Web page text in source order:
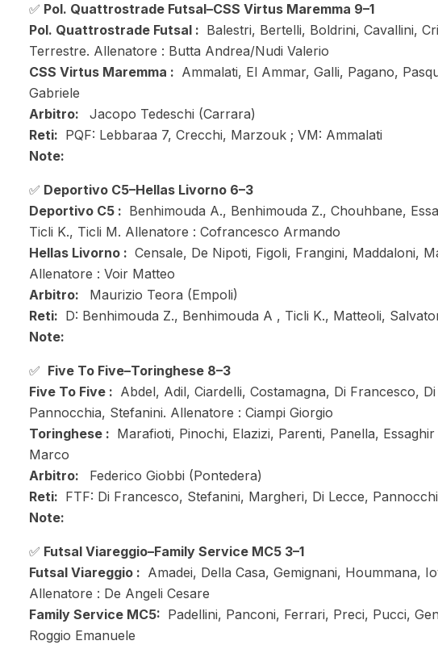
✅ Pol. Quattrostrade Futsal–CSS Virtus Maremma 9–1
Pol. Quattrostrade Futsal : Balestri, Bertelli, Boldrini, Cavallini,
Terrestre. Allenatore : Butta Andrea/Nudi Valerio
CSS Virtus Maremma : Ammalati, El Ammar, Galli, Pagano,
Gabriele
Arbitro:
Jacopo Tedeschi (Carrara)
Reti: PQF: Lebbaraa 7, Crecchi, Marzouk ; VM: Ammalati
Note:
✅ Deportivo C5–Hellas Livorno 6–3
Deportivo C5 : Benhimouda A., Benhimouda Z., Chouhbane,
Ticli K., Ticli M. Allenatore : Cofrancesco Armando
Hellas Livorno : Censale, De Nipoti, Figoli, Frangini, Maddaloni,
Allenatore : Voir Matteo
Arbitro:
Maurizio Teora (Empoli)
Reti: D: Benhimouda Z., Benhimouda A , Ticli K., Matteoli,
Note:
✅ Five To Five–Toringhese 8–3
Five To Five : Abdel, Adil, Ciardelli, Costamagna, Di Francesco,
Pannocchia, Stefanini. Allenatore : Ciampi Giorgio
Toringhese : Marafioti, Pinochi, Elazizi, Parenti, Panella,
Marco
Arbitro:
Federico Giobbi (Pontedera)
Reti: FTF: Di Francesco, Stefanini, Margheri, Di Lecce,
Note:
✅ Futsal Viareggio–Family Service MC5 3–1
Futsal Viareggio : Amadei, Della Casa, Gemignani, Hoummana,
Allenatore : De Angeli Cesare
Family Service MC5: Padellini, Panconi, Ferrari, Preci, Pucci,
Roggio Emanuele